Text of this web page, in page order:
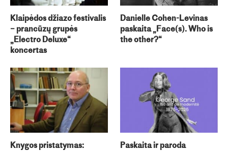
Klaipėdos džiazo festivalis
– prancūzų grupės
„Electro Deluxe“
koncertas
Danielle Cohen-Levinas
paskaita „Face(s). Who is
the other?“
Knygos pristatymas:
Paskaita ir paroda